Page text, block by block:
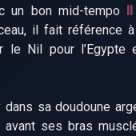
un bon mid-tempo
il fait référence
le Nil pour l’Egypte
dans sa doudoune
ses bras